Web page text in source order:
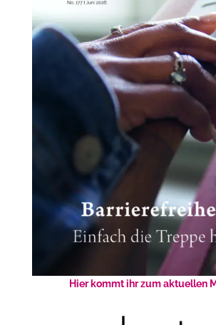
Hier kommt ihr zum aktuellen